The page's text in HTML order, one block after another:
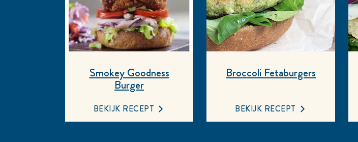
Smokey Goodness
Burger
BEKIJK RECEPT
Broccoli Fetaburgers
BEKIJK RECEPT